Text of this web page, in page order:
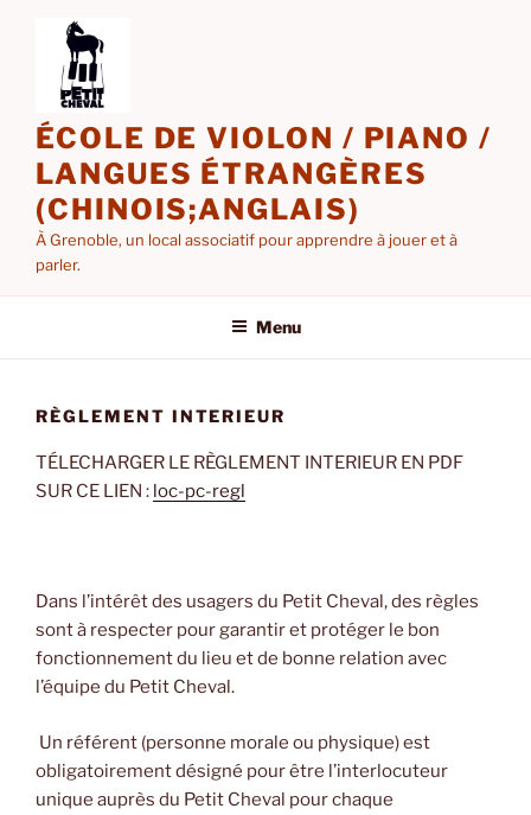
contenu
principal
ÉCOLE DE VIOLON / PIANO /
LANGUES ÉTRANGÈRES
(CHINOIS;ANGLAIS)
À Grenoble, un local associatif pour apprendre à jouer et à
parler.
Menu
RÈGLEMENT INTERIEUR
TÉLECHARGER LE RÈGLEMENT INTERIEUR EN PDF
SUR CE LIEN : loc-pc-regl
Dans l’intérêt des usagers du Petit Cheval, des règles
sont à respecter pour garantir et protéger le bon
fonctionnement du lieu et de bonne relation avec
l’équipe du Petit Cheval.
Un référent (personne morale ou physique) est
obligatoirement désigné pour être l’interlocuteur
unique auprès du Petit Cheval pour chaque